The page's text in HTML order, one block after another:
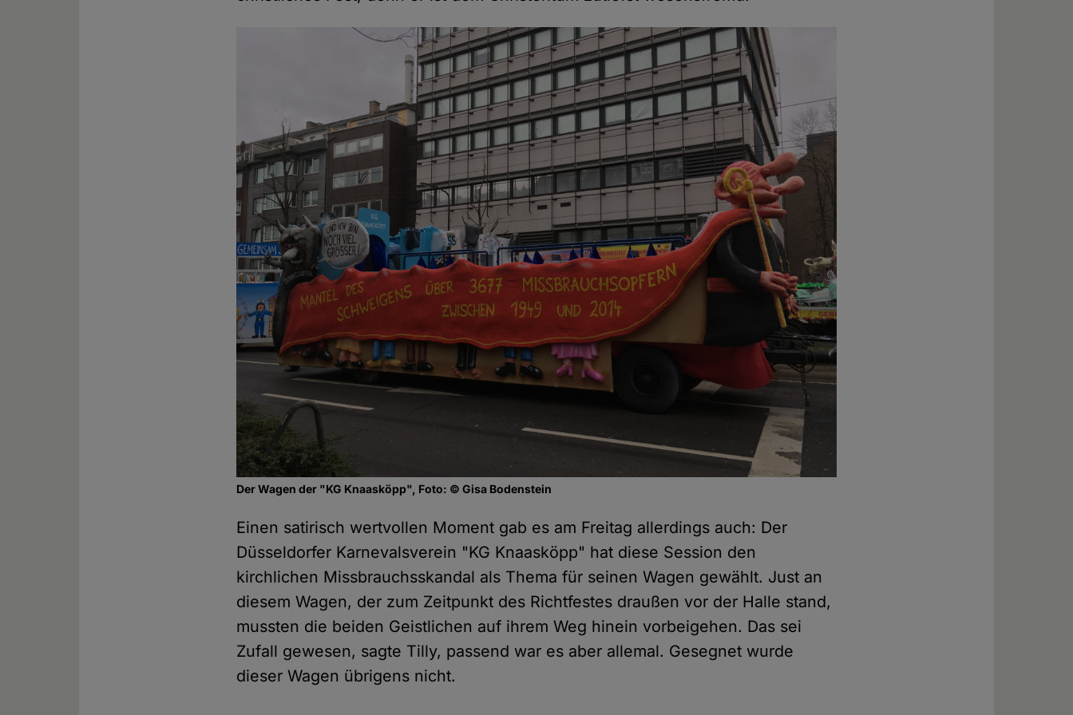
Der Wagen der "KG Knaasköpp", Foto: © Gisa Bodenstein
Einen satirisch wertvollen Moment gab es am Freitag allerdings auch: Der
Düsseldorfer Karnevalsverein "KG Knaasköpp" hat diese Session den
kirchlichen Missbrauchsskandal als Thema für seinen Wagen gewählt. Just an
diesem Wagen, der zum Zeitpunkt des Richtfestes draußen vor der Halle stand,
mussten die beiden Geistlichen auf ihrem Weg hinein vorbeigehen. Das sei
Zufall gewesen, sagte Tilly, passend war es aber allemal. Gesegnet wurde
dieser Wagen übrigens nicht.